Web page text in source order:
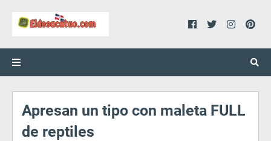
Apresan un tipo con maleta FULL
de reptiles